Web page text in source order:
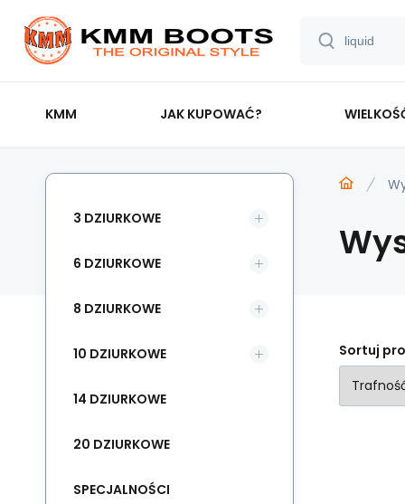
KMM JAK KUPOWAĆ?
Sortuj
3 DZIURKOWE
6 DZIURKOWE
8 DZIURKOWE
10 DZIURKOWE
14 DZIURKOWE
20 DZIURKOWE
SPECJALNOŚCI